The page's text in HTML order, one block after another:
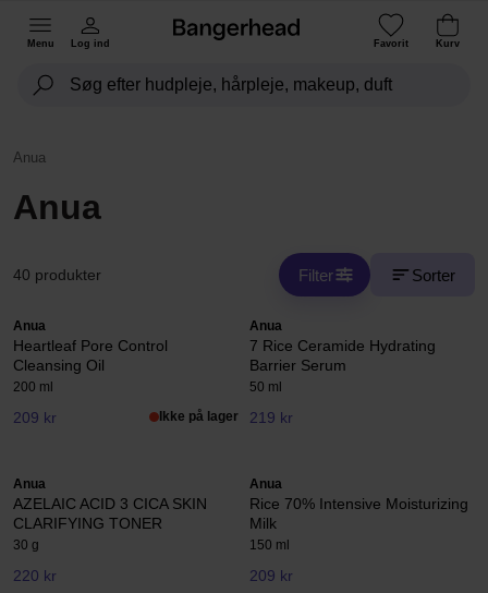
Menu Log ind Favorit Kurv
Anua
Anua
40 produkter Filter Sorter
Anua
Heartleaf Pore Control
Cleansing Oil
200 ml
209 kr Ikke på lager
Anua
7 Rice Ceramide Hydrating
Barrier Serum
50 ml
219 kr
Anua
AZELAIC ACID 3 CICA SKIN
CLARIFYING TONER
30 g
220 kr
Anua
Rice 70% Intensive Moisturizing
Milk
150 ml
209 kr